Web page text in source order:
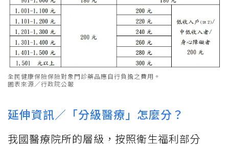
全民健康保險保險對象門診藥品應自行負擔之費用。
圖表來源／行政院公報
延伸資訊／「分級醫療」怎麼分？
我國醫療院所的層級，按照衛生福利部分